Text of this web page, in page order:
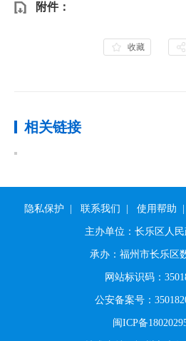
附件：
收藏
相关链接
隐私保护 联系我们 使用帮助
主办单位：长乐区人
承办：福州市长乐区
网站标识码：
公安备案号：
闽ICP备